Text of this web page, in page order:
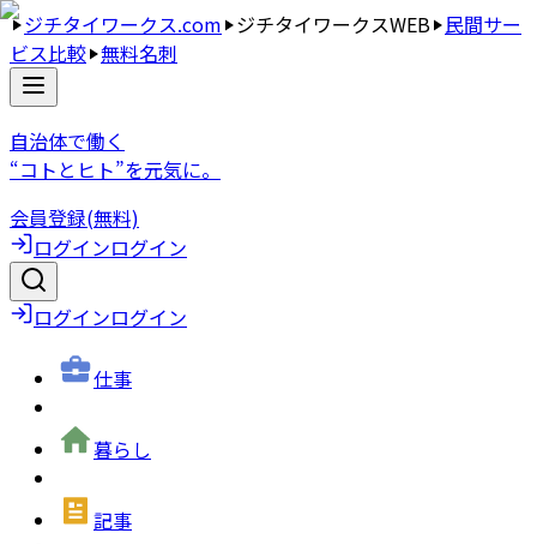
ジチタイワークス.com ジチタイワークスWEB 民間サー
ビス比較 無料名刺
自治体で働く
“コトとヒト”を元気に。
会員登録(無料)
ログインログイン
ログインログイン
仕事
暮らし
記事